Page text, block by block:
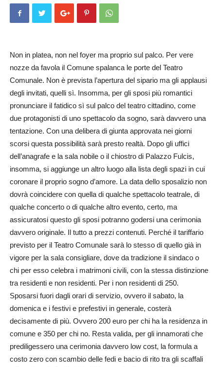
Non in platea, non nel foyer ma proprio sul palco. Per vere
nozze da favola il Comune spalanca le porte del Teatro
Comunale. Non è prevista l’apertura del sipario ma gli applausi
degli invitati, quelli sì. Insomma, per gli sposi più romantici
pronunciare il fatidico sì sul palco del teatro cittadino, come
due protagonisti di uno spettacolo da sogno, sarà davvero una
tentazione. Con una delibera di giunta approvata nei giorni
scorsi questa possibilità sarà presto realtà. Dopo gli uffici
dell’anagrafe e la sala nobile o il chiostro di Palazzo Fulcis,
insomma, si aggiunge un altro luogo alla lista degli spazi in cui
coronare il proprio sogno d’amore. La data dello sposalizio non
dovrà coincidere con quella di qualche spettacolo teatrale, di
qualche concerto o di qualche altro evento, certo, ma
assicuratosi questo gli sposi potranno godersi una cerimonia
davvero originale. Il tutto a prezzi contenuti. Perché il tariffario
previsto per il Teatro Comunale sarà lo stesso di quello già in
vigore per la sala consigliare, dove da tradizione il sindaco o
chi per esso celebra i matrimoni civili, con la stessa distinzione
tra residenti e non residenti. Per i non residenti di 250.
Sposarsi fuori dagli orari di servizio, ovvero il sabato, la
domenica e i festivi e prefestivi in generale, costerà
decisamente di più. Ovvero 200 euro per chi ha la residenza in
comune e 350 per chi no. Resta valida, per gli innamorati che
prediligessero una cerimonia davvero low cost, la formula a
costo zero con scambio delle fedi e bacio di rito tra gli scaffali